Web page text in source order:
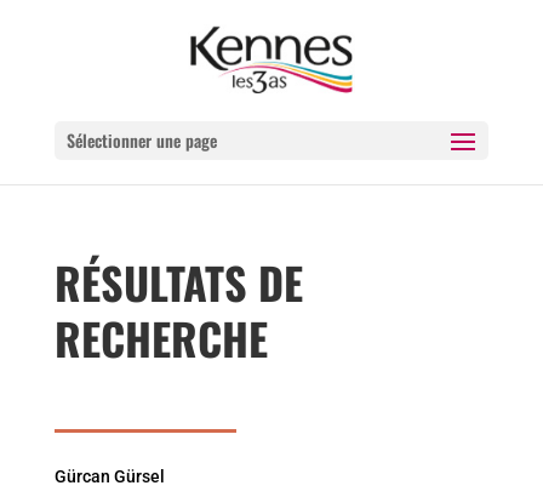
Sélectionner une page
RÉSULTATS DE
RECHERCHE
Gürcan Gürsel